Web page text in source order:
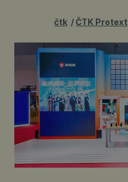
čtk ČTK Protext